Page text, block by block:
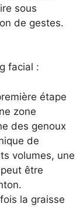
sous
de gestes.
facial :
étape
zone
des genoux
de
volumes, une
être
la graisse